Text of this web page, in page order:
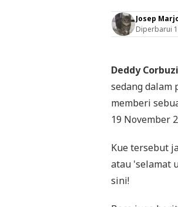
Josep
Diperbarui
Deddy
sedang dalam
memberi
19 November
Kue tersebut
atau 'selamat
sini!